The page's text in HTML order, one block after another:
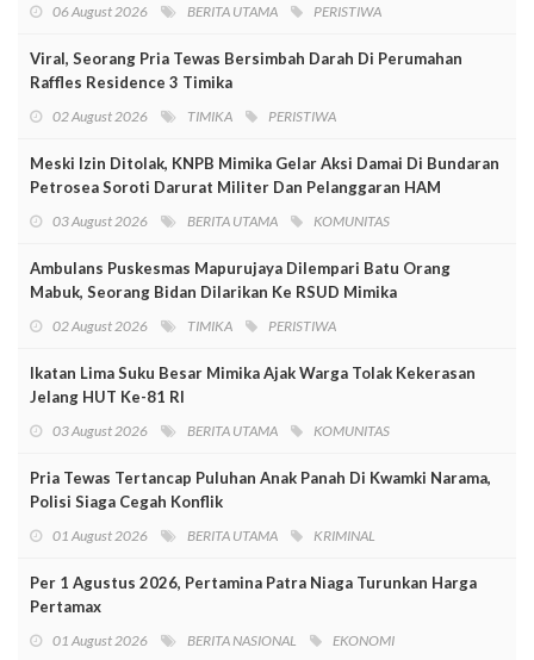
06 August 2026 BERITA UTAMA PERISTIWA
Viral, Seorang Pria Tewas Bersimbah Darah Di Perumahan
Raffles Residence 3 Timika
02 August 2026 TIMIKA PERISTIWA
Meski Izin Ditolak, KNPB Mimika Gelar Aksi Damai Di Bundaran
Petrosea Soroti Darurat Militer Dan Pelanggaran HAM
03 August 2026 BERITA UTAMA KOMUNITAS
Ambulans Puskesmas Mapurujaya Dilempari Batu Orang
Mabuk, Seorang Bidan Dilarikan Ke RSUD Mimika
02 August 2026 TIMIKA PERISTIWA
Ikatan Lima Suku Besar Mimika Ajak Warga Tolak Kekerasan
Jelang HUT Ke-81 RI
03 August 2026 BERITA UTAMA KOMUNITAS
Pria Tewas Tertancap Puluhan Anak Panah Di Kwamki Narama,
Polisi Siaga Cegah Konflik
01 August 2026 BERITA UTAMA KRIMINAL
Per 1 Agustus 2026, Pertamina Patra Niaga Turunkan Harga
Pertamax
01 August 2026 BERITA NASIONAL EKONOMI